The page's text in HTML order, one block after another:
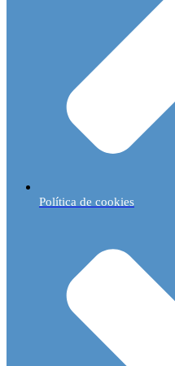
Política de cookies